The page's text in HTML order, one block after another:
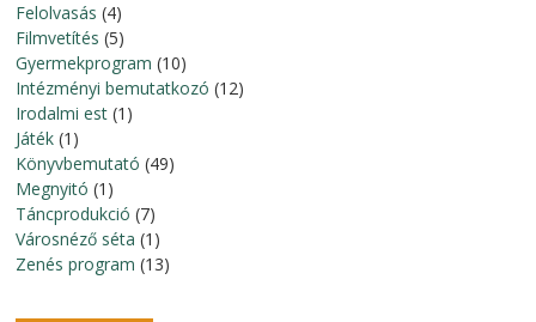
Felolvasás (4)
Filmvetítés (5)
Gyermekprogram (10)
Intézményi bemutatkozó (12)
Irodalmi est (1)
Játék (1)
Könyvbemutató (49)
Megnyitó (1)
Táncprodukció (7)
Városnéző séta (1)
Zenés program (13)